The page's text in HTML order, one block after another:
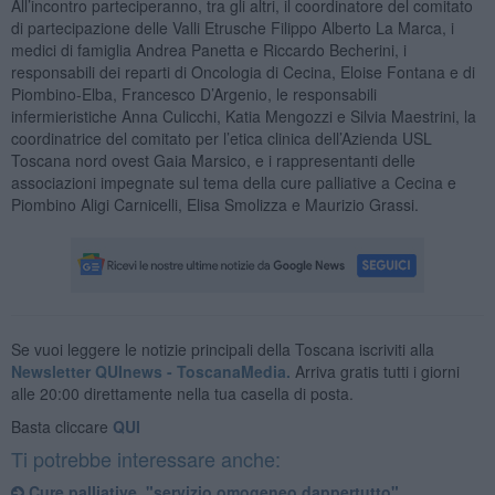
All’incontro parteciperanno, tra gli altri, il coordinatore del comitato
di partecipazione delle Valli Etrusche Filippo Alberto La Marca, i
medici di famiglia Andrea Panetta e Riccardo Becherini, i
responsabili dei reparti di Oncologia di Cecina, Eloise Fontana e di
Piombino-Elba, Francesco D’Argenio, le responsabili
infermieristiche Anna Culicchi, Katia Mengozzi e Silvia Maestrini, la
coordinatrice del comitato per l’etica clinica dell’Azienda USL
Toscana nord ovest Gaia Marsico, e i rappresentanti delle
associazioni impegnate sul tema della cure palliative a Cecina e
Piombino Aligi Carnicelli, Elisa Smolizza e Maurizio Grassi.
Se vuoi leggere le notizie principali della Toscana iscriviti alla
Newsletter QUInews - ToscanaMedia. Arriva gratis tutti i giorni
alle 20:00 direttamente nella tua casella di posta.
Basta cliccare QUI
Ti potrebbe interessare anche: